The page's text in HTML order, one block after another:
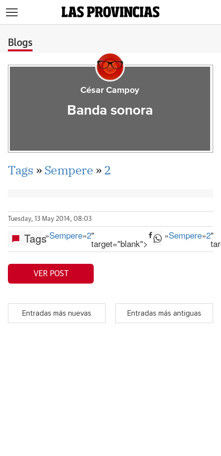
Blogs
César Campoy
Banda sonora
Tags »Sempere »2
Tuesday, 13 May 2014, 08:03
Tags»Sempere»2"
target="blank">
»Sempere»2"
VER POST
Entradas más nuevas Entradas más antiguas